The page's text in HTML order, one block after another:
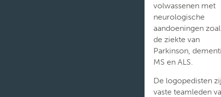
volwassenen met
neurologische
aandoeningen
de ziekte van
Parkinson,
MS en ALS.
De logopedisten
vaste teamleden